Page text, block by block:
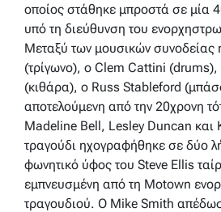
οποίος στάθηκε μπροστά σε μία
υπό τη διεύθυνση του
Μεταξύ των μουσικών συνοδείας
(τρίγωνο), ο Clem Cattini
(κιθάρα), ο Russ Stableford
αποτελούμενη από την 20χρονη
Madeline Bell, Lesley Duncan και
τραγούδι ηχογραφήθηκε σε δύο
φωνητικό ύφος του Steve Ellis
εμπνευσμένη από τη Motown
τραγουδιού. Ο Mike Smith